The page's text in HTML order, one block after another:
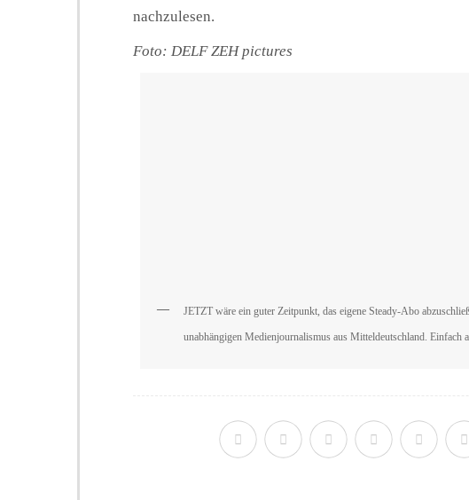
nachzulesen.
Foto: DELF ZEH pictures
JETZT wäre ein guter Zeitpunkt, das eigene Steady-Abo
unabhängigen Medienjournalismus aus Mitteldeutschland. Einfach